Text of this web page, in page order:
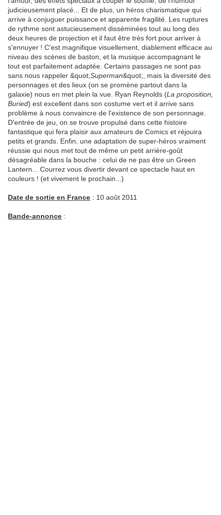
judicieusement placé... Et de plus, un héros charismatique qui
arrive à conjuguer puissance et apparente fragilité. Les ruptures
de rythme sont astucieusement disséminées tout au long des
deux heures de projection et il faut être très fort pour arriver à
s'ennuyer ! C'est magnifique visuellement, diablement efficace au
niveau des scènes de baston, et la musique accompagnant le
tout est parfaitement adaptée. Certains passages ne sont pas
sans nous rappeler &quot;Superman&quot;, mais la diversité des
personnages et des lieux (on se promène partout dans la
galaxie) nous en met plein la vue. Ryan Reynolds (La proposition,
Buried) est excellent dans son costume vert et il arrive sans
problème à nous convaincre de l'existence de son personnage.
D'entrée de jeu, on se trouve propulsé dans cette histoire
fantastique qui fera plaisir aux amateurs de Comics et réjouira
petits et grands. Enfin, une adaptation de super-héros vraiment
réussie qui nous met tout de même un petit arrière-goût
désagréable dans la bouche : celui de ne pas être un Green
Lantern... Courrez vous divertir devant ce spectacle haut en
couleurs ! (et vivement le prochain...)
Date de sortie en France : 10 août 2011
Bande-annonce :